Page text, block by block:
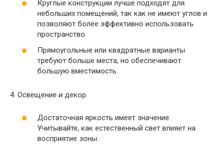
Круглые конструкции лучше подходят для
небольших помещений, так как не имеют углов и
позволяют более эффективно использовать
пространство.
Прямоугольные или квадратные варианты
требуют больше места, но обеспечивают
большую вместимость.
4. Освещение и декор.
Достаточная яркость имеет значение.
Учитывайте, как естественный свет влияет на
восприятие зоны.